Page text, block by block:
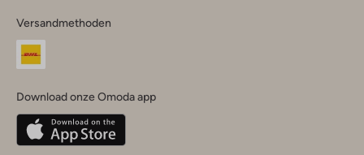
dein
Land
Belgique(Français)
Deutschland
Versandmethoden
Download onze Omoda app